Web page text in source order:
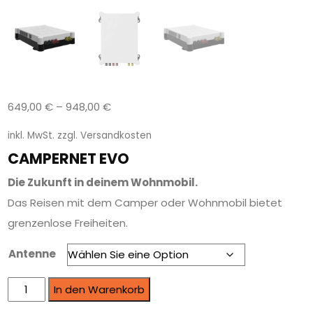
649,00 €– 948,00 €
inkl. MwSt. zzgl. Versandkosten
CAMPERNET EVO
Die Zukunft in deinem Wohnmobil.
Das Reisen mit dem Camper oder Wohnmobil bietet
grenzenlose Freiheiten.
Antenne
In den Warenkorb